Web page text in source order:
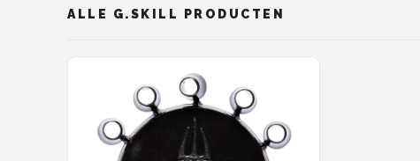
ALLE G.SKILL PRODUCTEN